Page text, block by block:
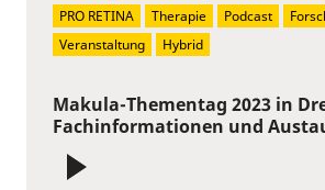
Makula-Thementag 2023 in
Fachinformationen und
PRO RETINA
Therapie Podcast
Veranstaltung
Hybrid